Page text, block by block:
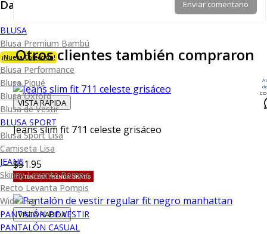
Dama
BLUSA
Blusa Premium Bambú
¡Nueva Colección!
Blusa Performance
Blusa Piqué
Blusa Oxford
Blusa de Vestir
BLUSA SPORT
Blusa Sport Lisa
Camiseta Lisa
JEANS
Skinny Levanta Pompis
Recto Levanta Pompis
Wide Leg
PANTALÓN DE VESTIR
PANTALÓN CASUAL
Enviar comentario
Otros clientes también compraron
VISTA RAPIDA
Jeans slim fit 711 celeste grisáceo
$51.95
TU TERCERA PRENDA GRATIS
VISTA RAPIDA
de